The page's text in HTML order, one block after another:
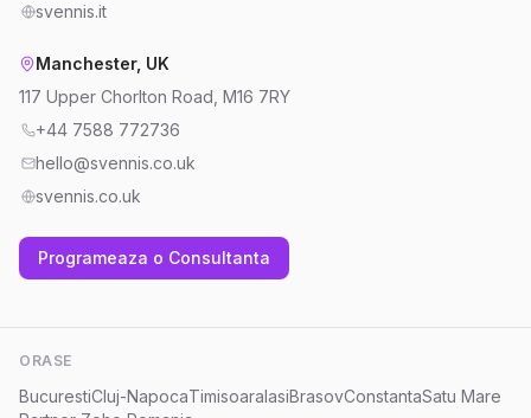
svennis.it
Manchester, UK
117 Upper Chorlton Road, M16 7RY
+44 7588 772736
hello@svennis.co.uk
svennis.co.uk
Programeaza o Consultanta
ORASE
BucurestiCluj-NapocaTimisoaraIasiBrasovConstantaSatu Mare